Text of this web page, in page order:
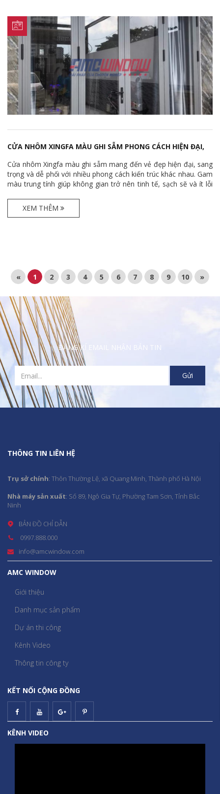
CỬA NHÔM XINGFA MÀU GHI SẪM PHONG CÁCH HIỆN ĐẠI,
TINH TẾ 2026
Cửa nhôm Xingfa màu ghi sẫm mang đến vẻ đẹp hiện đại, sang
trọng và dễ phối với nhiều phong cách kiến trúc khác nhau. Gam
màu trung tính giúp không gian trở nên tinh tế, sạch sẽ và ít lỗi
khả năng chống gỉ và vận hành ổn định trong quá trình sử dụng.
XEM THÊM
« 1 2 3 4 5 6 7 8 9 10 »
ĐĂNG KÍ EMAIL NHẬN BẢN TIN
THÔNG TIN LIÊN HỆ
Trụ sở chính: Thôn Thường Lệ, xã Quang Minh, Thành phố Hà Nội
Nhà máy sản xuất: Số 89, Ngô Gia Tự, Phường Tam Sơn, Tỉnh Bắc
Ninh
BẢN ĐỒ CHỈ DẪN
0997.888.000
info@amcwindow.com
AMC WINDOW
Giới thiệu
Danh mục sản phẩm
Dự án thi công
Kênh Video
Thông tin công ty
KẾT NỐI CỘNG ĐỒNG
KÊNH VIDEO